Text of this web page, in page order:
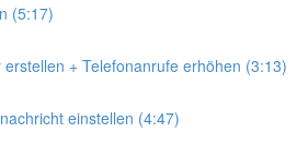
(5:17)
erstellen + Telefonanrufe erhöhen (3:13)
einstellen (4:47)